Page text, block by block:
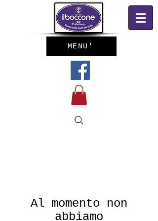
MENU'
Al momento non
abbiamo